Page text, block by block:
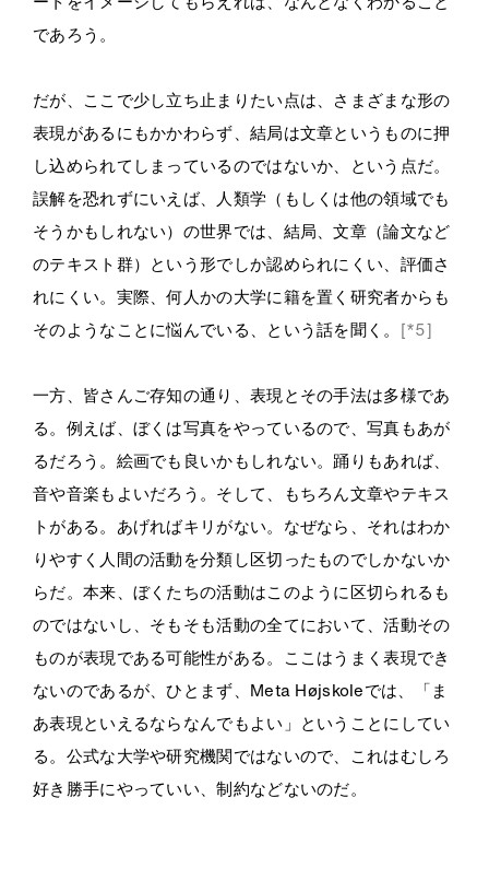
であろう。
だが、ここで少し立ち止まりたい点は、さまざまな形の
表現があるにもかかわらず、結局は文章というものに押
し込められてしまっているのではないか、という点だ。
誤解を恐れずにいえば、人類学（もしくは他の領域でも
そうかもしれない）の世界では、結局、文章（論文など
のテキスト群）という形でしか認められにくい、評価さ
れにくい。実際、何人かの大学に籍を置く研究者からも
そのようなことに悩んでいる、という話を聞く。 [*5]
一方、皆さんご存知の通り、表現とその手法は多様であ
る。例えば、ぼくは写真をやっているので、写真もあが
るだろう。絵画でも良いかもしれない。踊りもあれば、
音や音楽もよいだろう。そして、もちろん文章やテキス
トがある。あげればキリがない。なぜなら、それはわか
りやすく人間の活動を分類し区切ったものでしかないか
らだ。本来、ぼくたちの活動はこのように区切られるも
のではないし、そもそも活動の全てにおいて、活動その
ものが表現である可能性がある。ここはうまく表現でき
ないのであるが、ひとまず、Meta Højskoleでは、「ま
あ表現といえるならなんでもよい」ということにしてい
る。公式な大学や研究機関ではないので、これはむしろ
好き勝手にやっていい、制約などないのだ。